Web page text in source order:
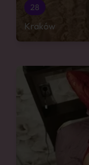
28
Kraków